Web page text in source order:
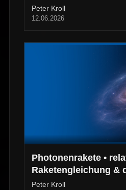
Zweikörperproblems
Peter Kroll
12.06.2026
Photonenrakete •
Raketengleichung &
Antriebs
Peter Kroll